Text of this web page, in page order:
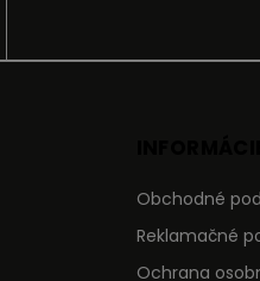
Obchodné
Reklamačné
Ochrana